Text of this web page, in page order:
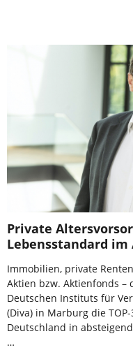
Private
Lebensstandard
Immobilien, private
Aktien bzw. Aktienfonds –
Deutschen Instituts für
(Diva) in Marburg die
Deutschland in
…